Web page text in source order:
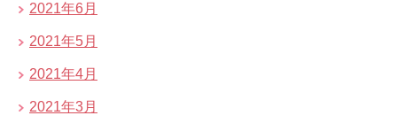
2021年6月
2021年5月
2021年4月
2021年3月